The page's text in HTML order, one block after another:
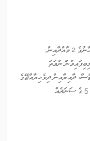
ޖީ.ސީ.އީ އޭލެވެލް/އެޗް.އެސް.ސީ އިމްތިޙާނުގެ 2 މާއްދާއިން
ނުވަތަ
ދާއިރާއިން ދިވެހިރާއްޖޭގެ
ޤައުމީ ސަނަދުތަކުގެ އޮނިގަނޑުގެ ލެވެލް 5 ގެ ސަނަދެއް